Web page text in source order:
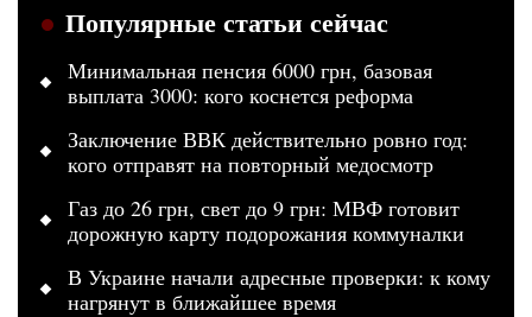
Популярные статьи сейчас
Минимальная пенсия 6000 грн, базовая
выплата 3000: кого коснется реформа
Заключение ВВК действительно ровно год:
кого отправят на повторный медосмотр
Газ до 26 грн, свет до 9 грн: МВФ готовит
дорожную карту подорожания коммуналки
В Украине начали адресные проверки: к кому
нагрянут в ближайшее время